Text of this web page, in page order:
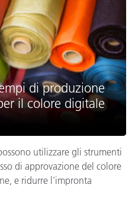
di produzione
il colore digitale
utilizzare gli strumenti
di approvazione del colore
e ridurre l’impronta